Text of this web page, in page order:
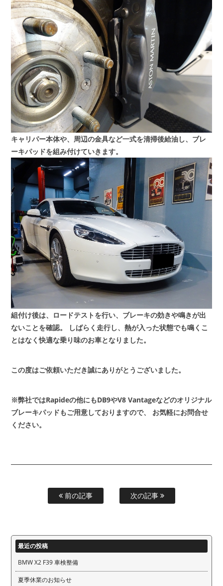
キャリパー本体や、周辺の金具など一式を清掃後給油し、ブレ
ーキパッドを組み付けていきます。
組付け後は、ロードテストを行い、ブレーキの効きや鳴きが出
ないことを確認。
しばらく走行し、熱が入った状態でも鳴くこ
とはなく快適な乗り味のお車となりました。
この度はご依頼いただき誠にありがとうございました。
※弊社ではRapideの他にもDB9やV8 Vantageなどのオリジナル
ブレーキパッドもご用意しておりますので、
お気軽にお問合せ
ください。
前の記事 次の記事
最近の投稿
BMW X2 F39 車検整備
夏季休業のお知らせ